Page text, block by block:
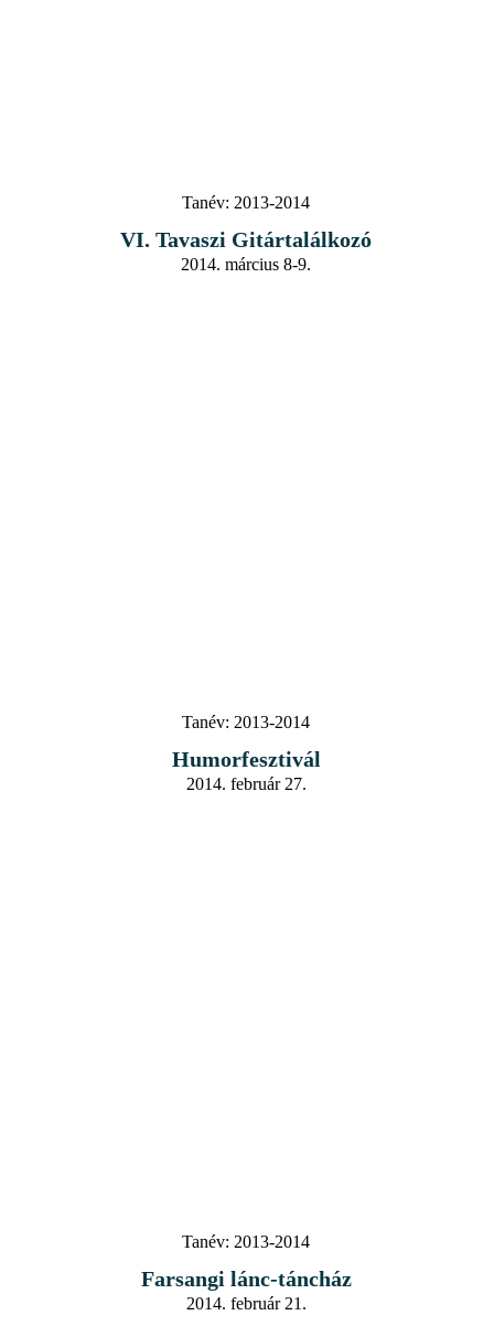
Tanév: 2013-2014
VI. Tavaszi Gitártalálkozó
2014. március 8-9.
Tanév: 2013-2014
Humorfesztivál
2014. február 27.
Tanév: 2013-2014
Farsangi lánc-táncház
2014. február 21.